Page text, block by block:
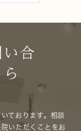
合
ております。相談
いただくことをお